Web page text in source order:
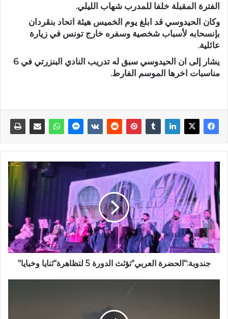
الفترة المقبلة خلفا للمدرب شهاب الليلي.
وكان الحيدوسي قد ابلغ يوم الخميس هيئة اتحاد بنڨردان
بإنسحابه لأسباب شخصية وسفره خارج تونس في زيارة
عائلية.
يشار إلى ان الحيدوسي سبق له تدريب النادي البنزرتي في 6
مناسبات اخرها الموسم الفارط.
جندوبة:"الحضرة العربي"تؤثث الدورة 5 لتظاهرة"ثنايا وخبايا"